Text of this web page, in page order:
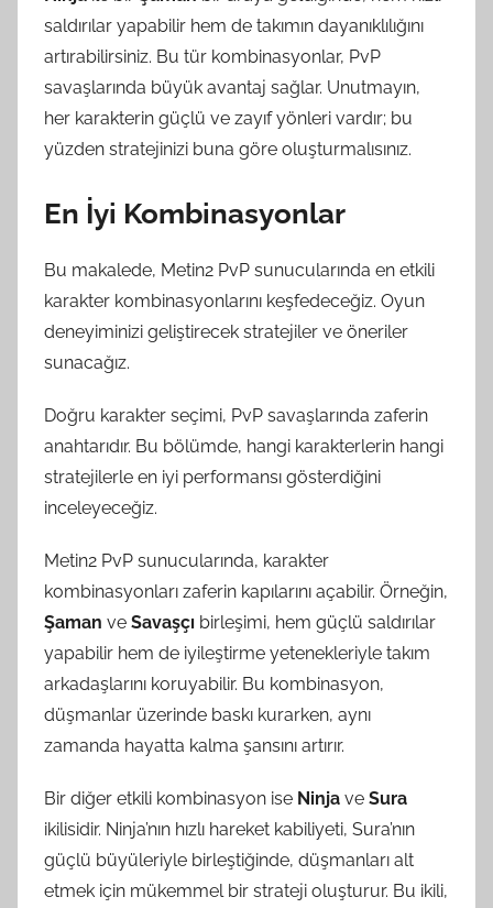
saldırılar yapabilir hem de takımın dayanıklılığını
artırabilirsiniz. Bu tür kombinasyonlar, PvP
savaşlarında büyük avantaj sağlar. Unutmayın,
her karakterin güçlü ve zayıf yönleri vardır; bu
yüzden stratejinizi buna göre oluşturmalısınız.
En İyi Kombinasyonlar
Bu makalede, Metin2 PvP sunucularında en etkili
karakter kombinasyonlarını keşfedeceğiz. Oyun
deneyiminizi geliştirecek stratejiler ve öneriler
sunacağız.
Doğru karakter seçimi, PvP savaşlarında zaferin
anahtarıdır. Bu bölümde, hangi karakterlerin hangi
stratejilerle en iyi performansı gösterdiğini
inceleyeceğiz.
Metin2 PvP sunucularında, karakter
kombinasyonları zaferin kapılarını açabilir. Örneğin,
Şaman ve Savaşçı birleşimi, hem güçlü saldırılar
yapabilir hem de iyileştirme yetenekleriyle takım
arkadaşlarını koruyabilir. Bu kombinasyon,
düşmanlar üzerinde baskı kurarken, aynı
zamanda hayatta kalma şansını artırır.
Bir diğer etkili kombinasyon ise Ninja ve Sura
ikilisidir. Ninja’nın hızlı hareket kabiliyeti, Sura’nın
güçlü büyüleriyle birleştiğinde, düşmanları alt
etmek için mükemmel bir strateji oluşturur. Bu ikili,